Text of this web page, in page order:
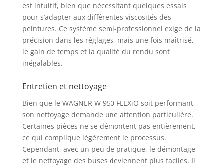
est intuitif, bien que nécessitant quelques essais
pour s’adapter aux différentes viscosités des
peintures. Ce système semi-professionnel exige de la
précision dans les réglages, mais une fois maîtrisé,
le gain de temps et la qualité du rendu sont
inégalables.
Entretien et nettoyage
Bien que le WAGNER W 950 FLEXiO soit performant,
son nettoyage demande une attention particulière.
Certaines pièces ne se démontent pas entièrement,
ce qui complique légèrement le processus.
Cependant, avec un peu de pratique, le démontage
et le nettoyage des buses deviennent plus faciles. Il